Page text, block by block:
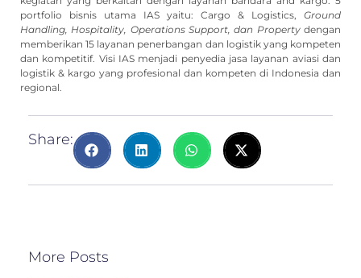
portfolio bisnis utama IAS yaitu: Cargo & Logistics, Ground
Handling, Hospitality, Operations Support, dan Propertydengan
memberikan 15 layanan penerbangan dan logistik yang kompeten
dan kompetitif. Visi IAS menjadi penyedia jasa layanan aviasi dan
logistik & kargo yang profesional dan kompeten di Indonesia dan
regional.
Share:
More Posts